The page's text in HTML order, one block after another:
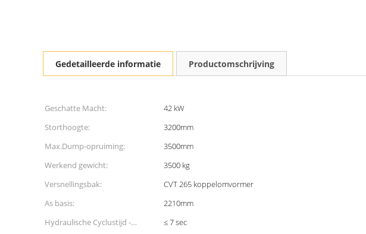
Gedetailleerde informatie Productomschrijving
Geschatte Macht: 42 kW
Storthoogte:
3200mm
Max.Dump-opruiming:
3500mm
Werkend gewicht:
3500 kg
Versnellingsbak:
CVT 265 koppelomvormer
As basis:
2210mm
Hydraulische Cyclustijd -
≤ 7 sec